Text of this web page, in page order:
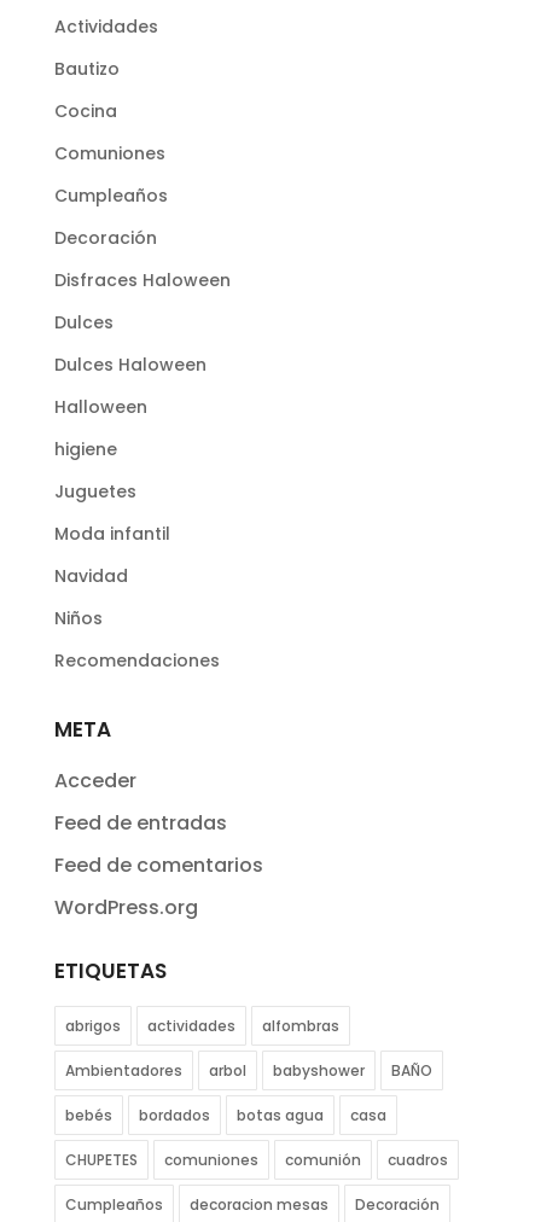
Actividades
Bautizo
Cocina
Comuniones
Cumpleaños
Decoración
Disfraces Haloween
Dulces
Dulces Haloween
Halloween
higiene
Juguetes
Moda infantil
Navidad
Niños
Recomendaciones
META
Acceder
Feed de entradas
Feed de comentarios
WordPress.org
ETIQUETAS
abrigos actividades alfombras
Ambientadores arbol babyshower BAÑO
bebés bordados botas agua casa
CHUPETES comuniones comunión cuadros
Cumpleaños decoracion mesas Decoración